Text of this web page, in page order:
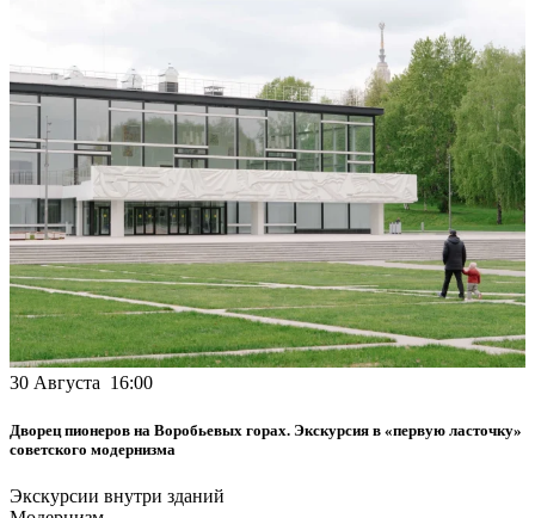
30 Августа 16:00
Дворец пионеров на Воробьевых горах. Экскурсия в «первую ласточку»
советского модернизма
Экскурсии внутри зданий